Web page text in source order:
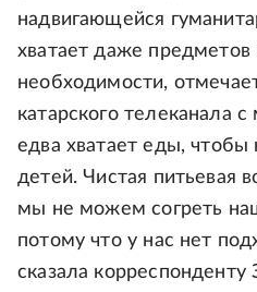
надвигающейся
хватает даже предметов
необходимости,
катарского телеканала
едва хватает еды,
детей. Чистая питьевая
мы не можем согреть
потому что у нас нет
сказала